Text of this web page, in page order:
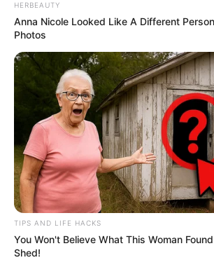
HERBEAUTY
Anna Nicole Looked Like A Different
Photos
TIPS AND LIFE HACKS
You Won't Believe What This Woman
Shed!